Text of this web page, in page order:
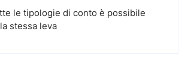
le tipologie di conto è possibile
stessa leva